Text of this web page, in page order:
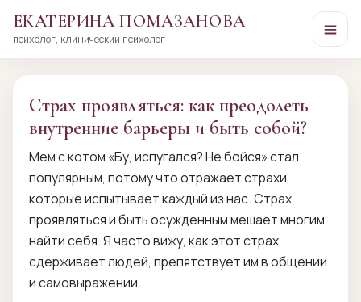
ЕКАТЕРИНА ПОМАЗАНОВА
психолог, клинический психолог
Страх проявляться: как преодолеть
внутренние барьеры и быть собой?
Мем с котом «Бу, испугался? Не бойся» стал
популярным, потому что отражает страхи,
которые испытывает каждый из нас. Страх
проявляться и быть осужденным мешает многим
найти себя. Я часто вижу, как этот страх
сдерживает людей, препятствует им в общении
и самовыражении.